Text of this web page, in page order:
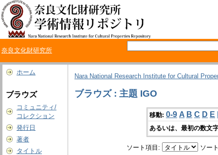
奈良文化財研究所
ホーム
ブラウズ
コミュニティ/
コレクション
発行日
著者
タイトル
Nara National Research Institute for Cultural
ブラウズ : 主題 IGO
移動: 0-9 A B C D E
あるいは、最初の数文
ソート項目: ソー